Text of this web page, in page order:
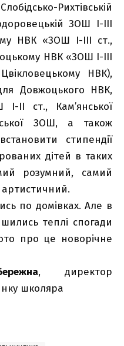
Рихтівській
ЗОШ І-ІІІ
НВК «ЗОШ І-ІІІ ст.,
НВК «ЗОШ І-ІІІ
НВК),
Довжоцького НВК,
ІІ ст., Кам’янської
ЗОШ, а також
стипендії
дітей в таких
розумний, самий
по домівках. Але в
теплі спогади
про це новорічне
, директор
школяра